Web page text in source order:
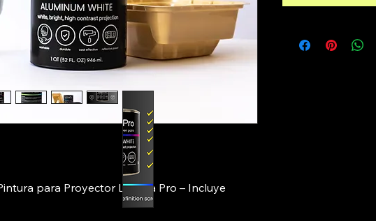
para Proyector Lumina Pro – Incluye